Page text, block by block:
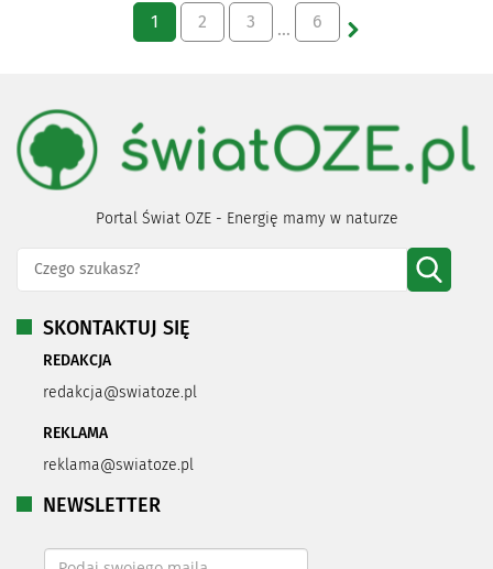
1 2 3 … 6
Portal Świat OZE - Energię mamy w naturze
SKONTAKTUJ SIĘ
REDAKCJA
redakcja@swiatoze.pl
REKLAMA
reklama@swiatoze.pl
NEWSLETTER